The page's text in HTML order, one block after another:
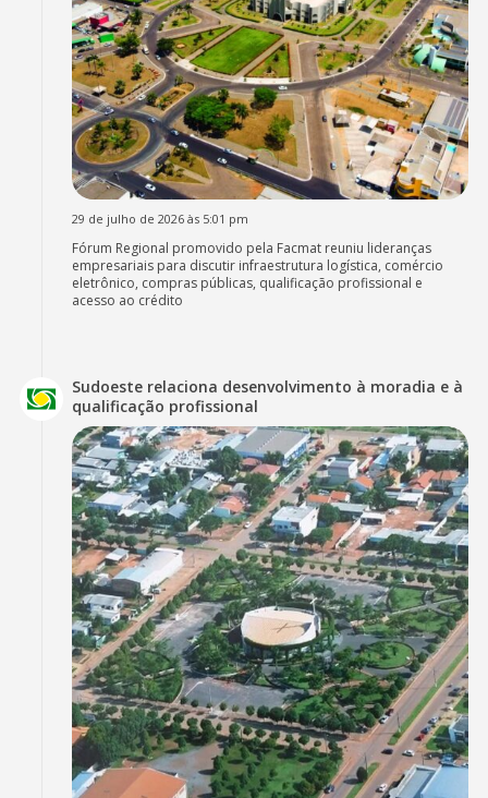
29 de julho de 2026 às 5:01 pm
Fórum Regional promovido pela Facmat reuniu lideranças
empresariais para discutir infraestrutura logística, comércio
eletrônico, compras públicas, qualificação profissional e
acesso ao crédito
Sudoeste relaciona desenvolvimento à moradia e à
qualificação profissional